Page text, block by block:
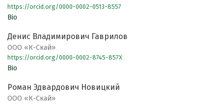
https://orcid.org/0000-0002-0513-8557
Bio
Денис Владимирович Гаврилов
ООО «К-Скай»
https://orcid.org/0000-0002-8745-857X
Bio
Роман Эдвардович Новицкий
ООО «К-Скай»